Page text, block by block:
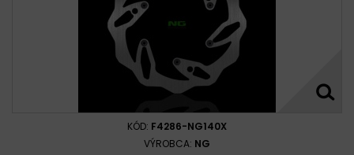
KÓD: F4286-NG140X
VÝROBCA: NG